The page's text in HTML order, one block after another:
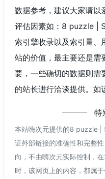
数据参考，建议大家请以
评估因素如：8 puzzle |
索引擎收录以及索引量、
站的价值，最主要还是需
要，一些确切的数据则
的站长进行洽谈提供。如
特
本站嗨次元提供的8 puzzle |
证外部链接的准确性和完整
向，不由嗨次元实际控制，
时，该网页上的内容，都属